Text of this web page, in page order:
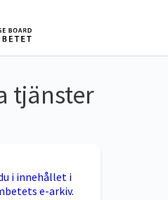
tjänster
i innehållet i
e-arkiv.